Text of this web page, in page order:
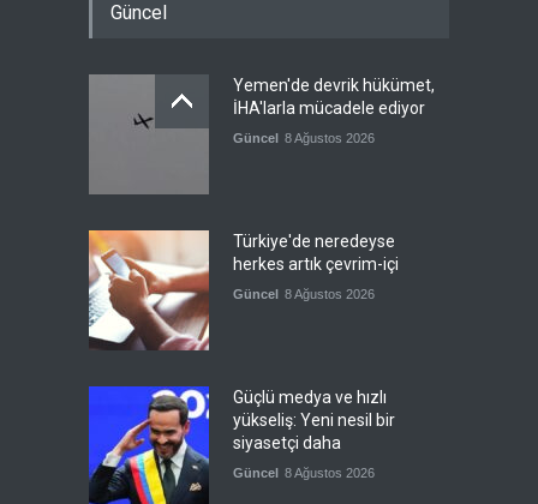
Güncel
Yemen'de devrik hükümet,
İHA'larla mücadele ediyor
Güncel 8 Ağustos 2026
Türkiye'de neredeyse
herkes artık çevrim-içi
Güncel 8 Ağustos 2026
Güçlü medya ve hızlı
yükseliş: Yeni nesil bir
siyasetçi daha
Güncel 8 Ağustos 2026